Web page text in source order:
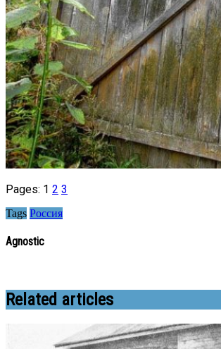
Pages: 1 2 3
Tags Россия
Agnostic
Related articles